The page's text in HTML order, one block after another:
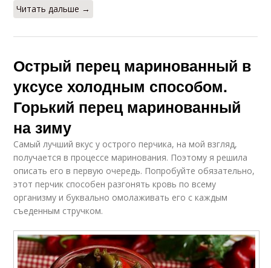
Читать дальше →
Острый перец маринованный в
уксусе холодным способом.
Горький перец маринованный
на зиму
Самый лучший вкус у острого перчика, на мой взгляд,
получается в процессе маринования. Поэтому я решила
описать его в первую очередь. Попробуйте обязательно,
этот перчик способен разгонять кровь по всему
организму и буквально омолаживать его с каждым
съеденным стручком.